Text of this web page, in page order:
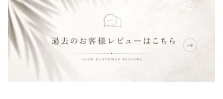
財布&小物
ウェア